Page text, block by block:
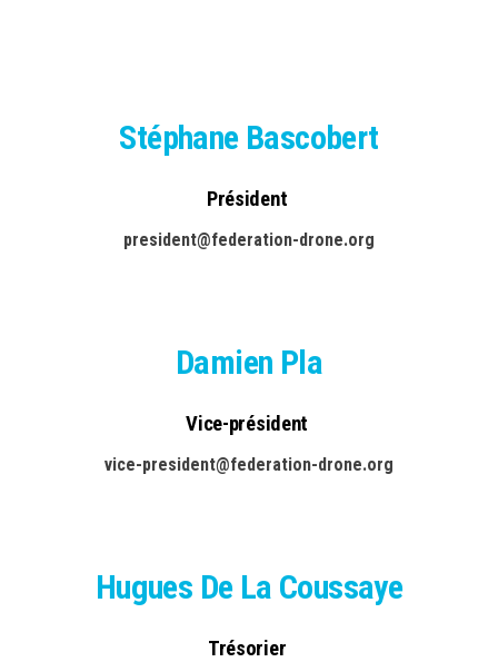
Stéphane Bascobert
Président
president@federation-drone.org
Damien Pla
Vice-président
vice-president@federation-drone.org
Hugues De La Coussaye
Trésorier